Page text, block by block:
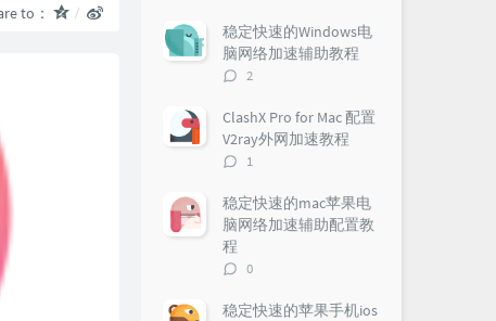
to：
r
t
i
l
e
m
m
t
s
t
i
c
e
数：
稳定快速的Windows电
脑网络加速辅助教程
评
数：
2
ClashX Pro for Mac 配置
V2ray外网加速教程
评
数：
1
稳定快速的mac苹果电
脑网络加速辅助配置教
程
评
数：
0
稳定快速的苹果手机ios